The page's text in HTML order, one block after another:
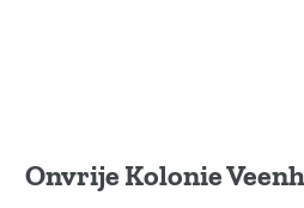
Onvrije Kolonie